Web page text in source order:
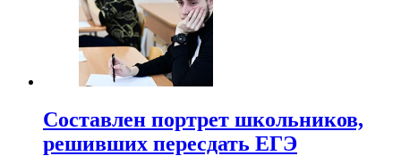
Составлен портрет школьников,
решивших пересдать ЕГЭ